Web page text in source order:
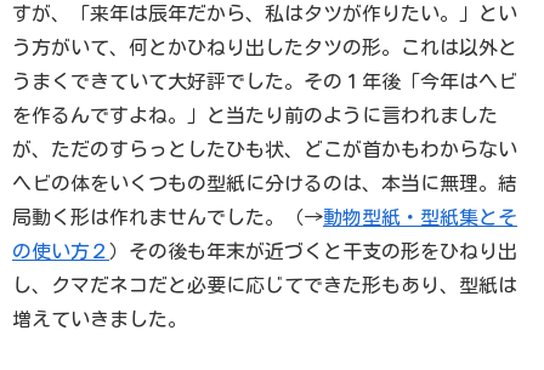
すが、「来年は辰年だから、私はタツが作りたい。」とい
う方がいて、何とかひねり出したタツの形。これは以外と
うまくできていて大好評でした。その１年後「今年はヘビ
を作るんですよね。」と当たり前のように言われました
が、ただのすらっとしたひも状、どこが首かもわからない
ヘビの体をいくつもの型紙に分けるのは、本当に無理。結
局動く形は作れませんでした。（→動物型紙・型紙集とそ
の使い方２ ）その後も年末が近づくと干支の形をひねり出
し、クマだネコだと必要に応じてできた形もあり、型紙は
増えていきました。